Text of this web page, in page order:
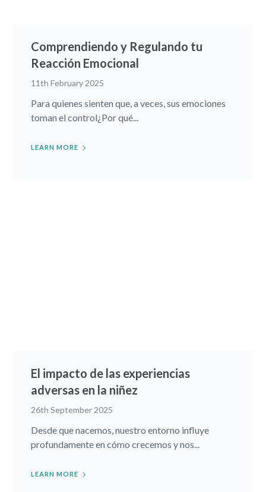
Comprendiendo y Regulando tu
Reacción Emocional
11th February 2025
Para quienes sienten que, a veces, sus emociones
toman el control¿Por qué...
LEARN MORE
El impacto de las experiencias
adversas en la niñez
26th September 2025
Desde que nacemos, nuestro entorno influye
profundamente en cómo crecemos y nos...
LEARN MORE